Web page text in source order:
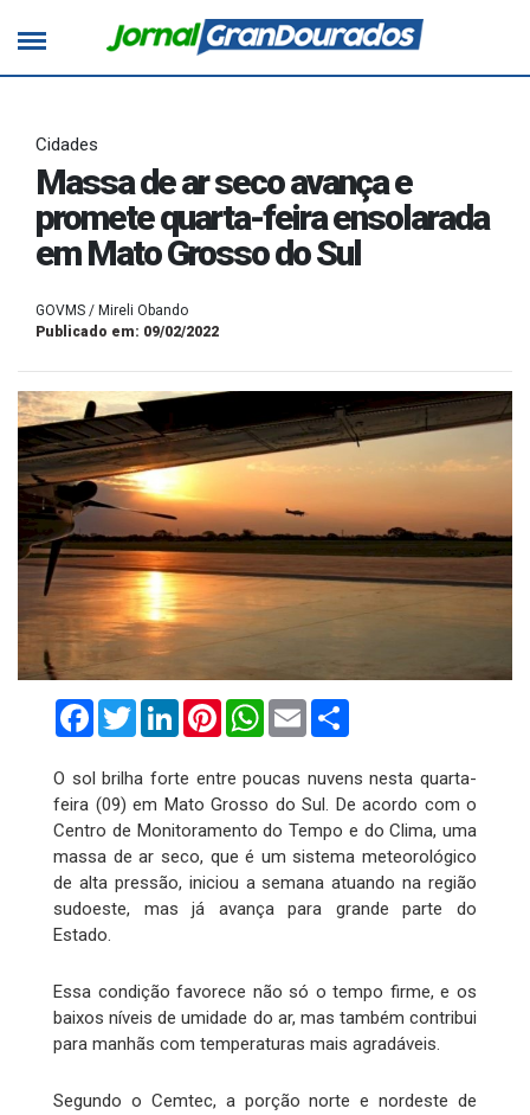
Cidades
Massa de ar seco avança e
promete quarta-feira ensolarada
em Mato Grosso do Sul
GOVMS / Mireli Obando
Publicado em: 09/02/2022
FacebookTwitterLinkedInPinterestWhatsApp
Email
O sol brilha forte entre poucas nuvens nesta quarta-
feira (09) em Mato Grosso do Sul. De acordo com o
Centro de Monitoramento do Tempo e do Clima, uma
massa de ar seco, que é um sistema meteorológico
de alta pressão, iniciou a semana atuando na região
sudoeste, mas já avança para grande parte do
Estado.
Essa condição favorece não só o tempo firme, e os
baixos níveis de umidade do ar, mas também contribui
para manhãs com temperaturas mais agradáveis.
Segundo o Cemtec, a porção norte e nordeste de